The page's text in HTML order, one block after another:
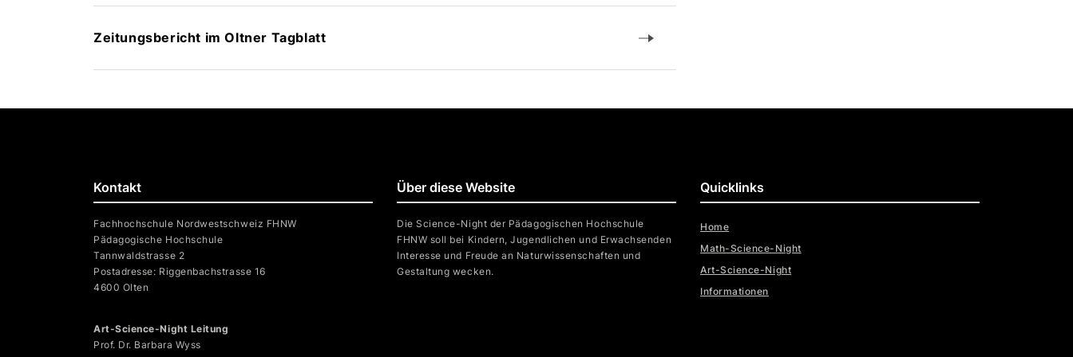
Zeitungsbericht im Oltner Tagblatt
Kontakt
Fachhochschule Nordwestschweiz FHNW
Pädagogische Hochschule
Tannwaldstrasse 2
Postadresse: Riggenbachstrasse 16
4600 Olten
Art-Science-Night Leitung
Prof. Dr. Barbara Wyss
Über diese Website
Die Science-Night der Pädagogischen Hochschule
FHNW soll bei Kindern, Jugendlichen und Erwachsenden
Interesse und Freude an Naturwissenschaften und
Gestaltung wecken.
Quicklinks
Home
Math-Science-Night
Art-Science-Night
Informationen